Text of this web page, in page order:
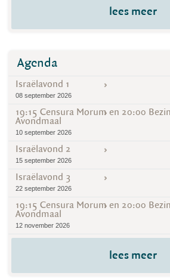
lees meer
Agenda
Israëlavond 1
08 september 2026
19:15 Censura Morum en 20:00
Avondmaal
10 september 2026
Israëlavond 2
15 september 2026
Israëlavond 3
22 september 2026
19:15 Censura Morum en 20:00
Avondmaal
12 november 2026
lees meer